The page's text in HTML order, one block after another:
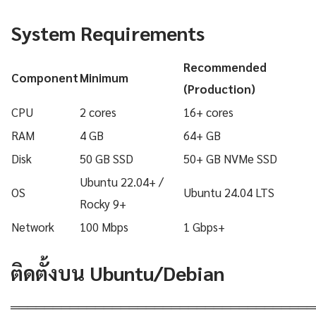
System Requirements
ComponentMinimum
Recommended
(Production)
CPU
2 cores
16+ cores
RAM
4 GB
64+ GB
Disk
50 GB SSD 50+ GB NVMe SSD
OS
Ubuntu 22.04+ /
Rocky 9+
Ubuntu 24.04 LTS
Network 100 Mbps 1 Gbps+
ติดตั้งบน Ubuntu/Debian